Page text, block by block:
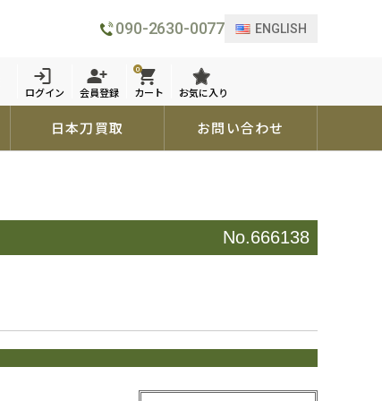
090-2630-0077 ENGLISH
ログイン 会員登録
0
カート お気に入り
日本刀買取 お問い合わせ
No.666138